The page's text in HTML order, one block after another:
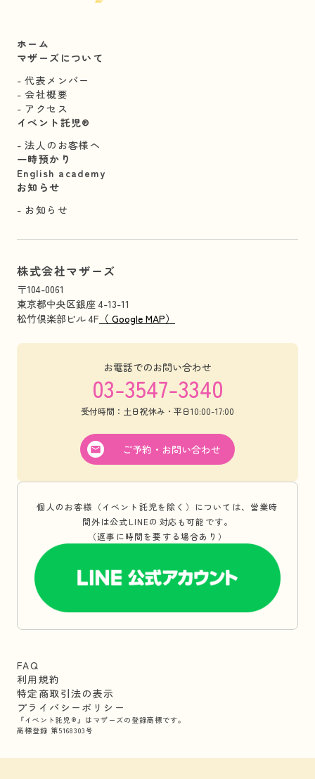
ホーム
マザーズについて
代表メンバー
会社概要
アクセス
イベント託児®︎
法人のお客様へ
一時預かり
English academy
お知らせ
お知らせ
株式会社マザーズ
〒104-0061
東京都中央区銀座 4-13-11
松竹倶楽部ビル 4F （ Google MAP）
お電話でのお問い合わせ
03-3547-3340
受付時間：土日祝休み・平日10:00-17:00
ご予約・お問い合わせ
個人のお客様（イベント託児を除く）については、営業時
間外は公式LINEの対応も可能です。
（返事に時間を要する場合あり）
FAQ
利用規約
特定商取引法の表示
プライバシーポリシー
『イベント託児®』はマザーズの登録商標です。
商標登録 第5168303号